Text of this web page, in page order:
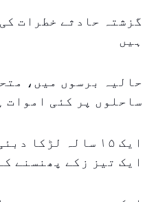
گزشتہ حادثے خطرات
ہیں
حالیہ برسوں میں،
ساحلوں پر کئی اموات
ایک ۱۵ سالہ لڑکا
ایک تیز زکے پھنسنے